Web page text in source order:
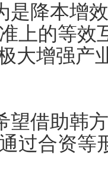
是降本增
上的等效
大增强产
望借助韩
过合资等